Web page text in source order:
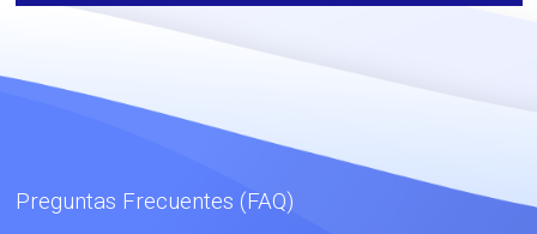
vida útil 25~30 años.
Preguntas Frecuentes (FAQ)